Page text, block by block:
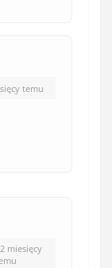
temu
2 miesięcy